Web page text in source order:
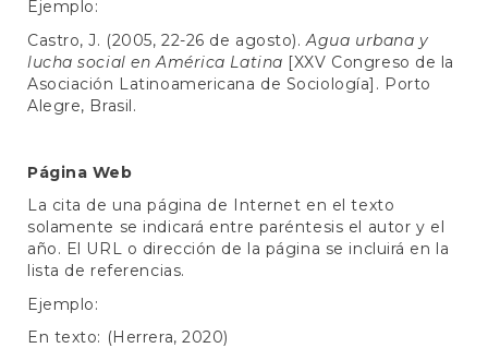
Ejemplo:
Castro, J. (2005, 22-26 de agosto).Agua urbana y
lucha social en América Latina [XXV Congreso de la
Asociación Latinoamericana de Sociología]. Porto
Alegre, Brasil.
Página Web
La cita de una página de Internet en el texto
solamente se indicará entre paréntesis el autor y el
año. El URL o dirección de la página se incluirá en la
lista de referencias.
Ejemplo:
En texto: (Herrera, 2020)